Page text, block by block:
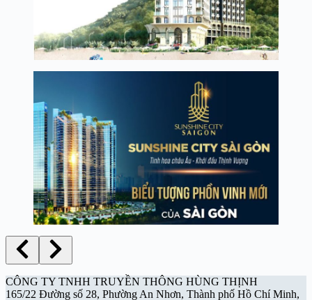
CÔNG TY TNHH TRUYỀN THÔNG HÙNG THỊNH
165/22 Đường số 28, Phường An Nhơn, Thành phố Hồ Chí Minh,